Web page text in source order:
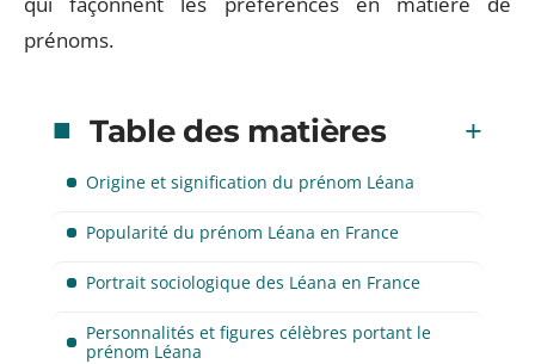
prénoms.
Table des matières
Origine et signification du prénom Léana
Popularité du prénom Léana en France
Portrait sociologique des Léana en France
Personnalités et figures célèbres portant le
prénom Léana